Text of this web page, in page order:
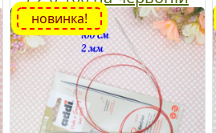
волосіні, 100 см, №2 мм
новинка!